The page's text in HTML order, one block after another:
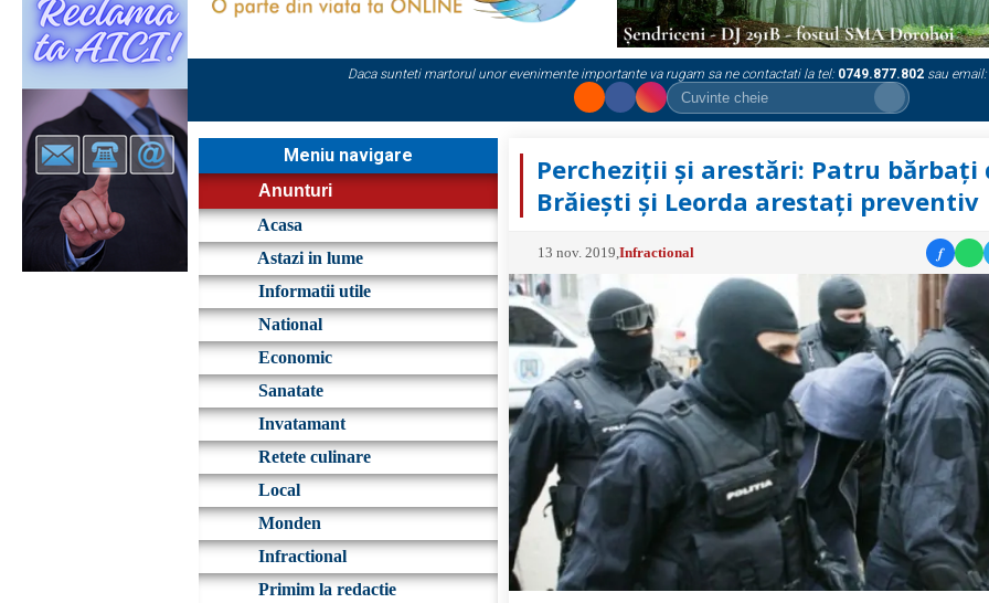
Daca sunteti martorul unor evenimente importante va rugam sa ne contactati la tel: 0749.877.802 sau email:
Meniu navigare
Anunturi
Acasa
Astazi in lume
Informatii utile
National
Economic
Sanatate
Invatamant
Retete culinare
Local
Monden
Infractional
Primim la redactie
Percheziții și arestări: Patru bărbaţi
Brăieşti şi Leorda arestaţi preventiv
13 nov. 2019 ,Infractional f